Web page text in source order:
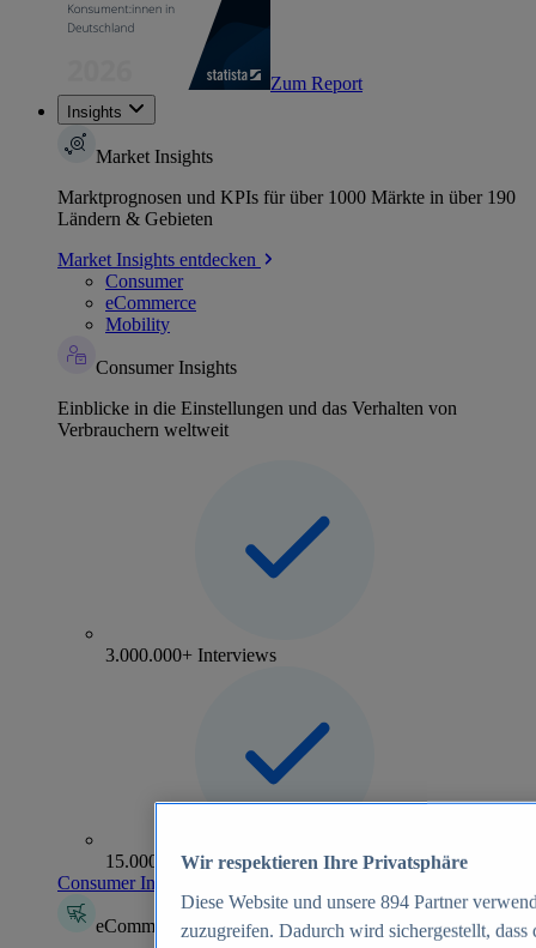
Zum Report
Insights
Market Insights
Marktprognosen und KPIs für über 1000 Märkte in über 190
Ländern & Gebieten
Market Insights entdecken
Consumer
eCommerce
Mobility
Consumer Insights
Einblicke in die Einstellungen und das Verhalten von
Verbrauchern weltweit
3.000.000+ Interviews
15.000+ Marken
Consumer Insights entdecken
eCommerce Insights
Wir respektieren Ihre Privatsphäre
Diese Website und unsere 894 Partner
zuzugreifen. Dadurch wird sichergestellt,